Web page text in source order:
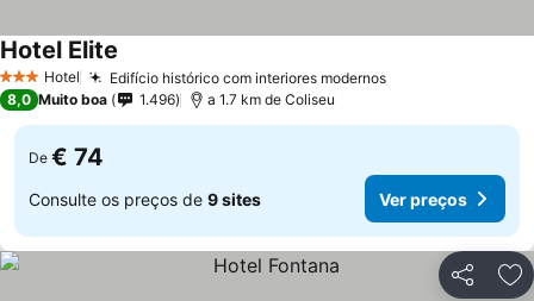
3 EstrelasHotel Edifício histórico com interiores modernos
Hotel Elite
8,0 Muito boa 1.496 a 1.7 km de Coliseu
De € 74
Consulte os preços de 9 sites Ver preços
Partilhar